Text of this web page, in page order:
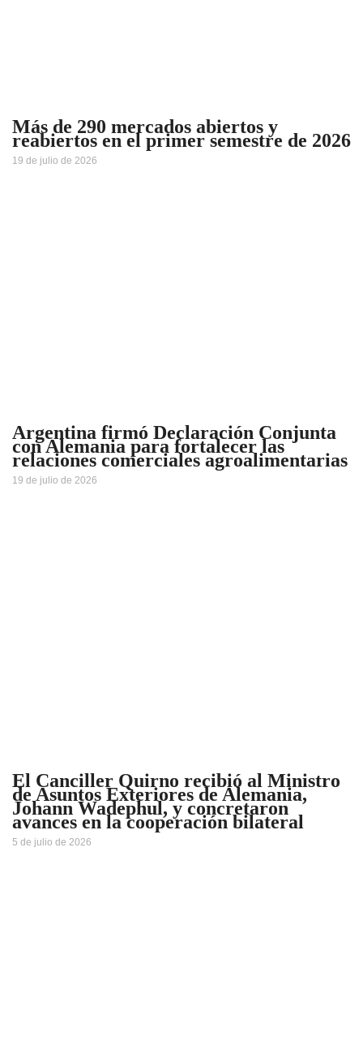
Más de 290 mercados abiertos y
reabiertos en el primer semestre de 2026
19 de julio de 2026
Argentina firmó Declaración Conjunta
con Alemania para fortalecer las
relaciones comerciales agroalimentarias
19 de julio de 2026
El Canciller Quirno recibió al Ministro
de Asuntos Exteriores de Alemania,
Johann Wadephul, y concretaron
avances en la cooperación bilateral
5 de julio de 2026